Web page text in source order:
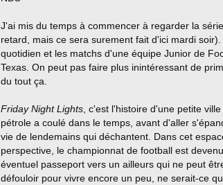
J'ai mis du temps à commencer à regarder la
retard, mais ce sera surement fait d'ici mardi
quotidien et les matchs d'une équipe Junior de
Texas. On peut pas faire plus inintéressant de
du tout ça.
Friday Night Lights , c'est l'histoire d'une petite
pétrole a coulé dans le temps, avant d'aller
vie de lendemains qui déchantent. Dans cet
perspective, le championnat de football est
éventuel passeport vers un ailleurs qui ne peut
défouloir pour vivre encore un peu, ne serait-ce